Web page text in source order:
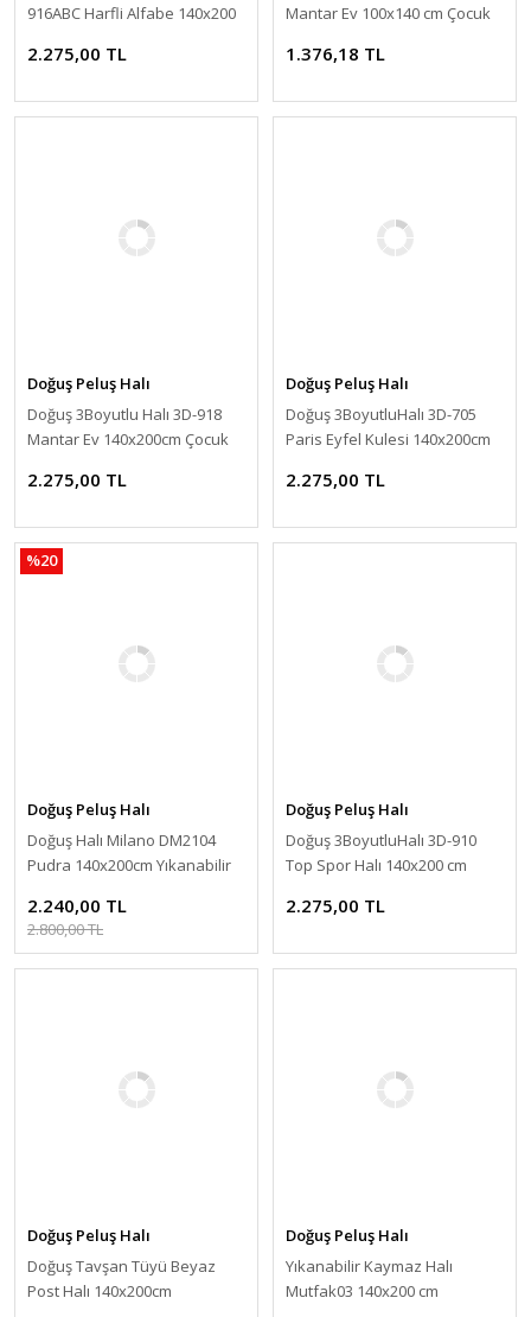
916ABC Harfli Alfabe 140x200
2.275,00 TL
Mantar Ev 100x140 cm Çocuk
1.376,18 TL
Doğuş Peluş Halı
Doğuş 3Boyutlu Halı 3D-918
Mantar Ev 140x200cm Çocuk
2.275,00 TL
Doğuş Peluş Halı
Doğuş 3BoyutluHalı 3D-705
Paris Eyfel Kulesi 140x200cm
2.275,00 TL
%20
Doğuş Peluş Halı
Doğuş Halı Milano DM2104
Pudra 140x200cm Yıkanabilir
2.240,00 TL
2.800,00 TL
Doğuş Peluş Halı
Doğuş 3BoyutluHalı 3D-910
Top Spor Halı 140x200 cm
2.275,00 TL
Doğuş Peluş Halı
Doğuş Tavşan Tüyü Beyaz
Post Halı 140x200cm
Doğuş Peluş Halı
Yıkanabilir Kaymaz Halı
Mutfak03 140x200 cm